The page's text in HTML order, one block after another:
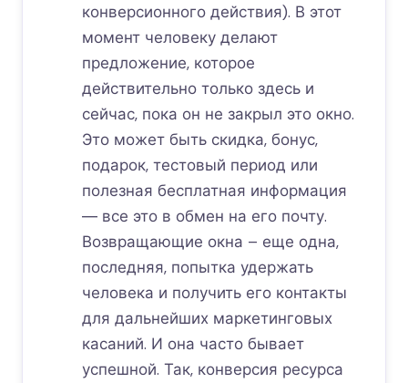
конверсионного действия). В этот
момент человеку делают
предложение, которое
действительно только здесь и
сейчас, пока он не закрыл это окно.
Это может быть скидка, бонус,
подарок, тестовый период или
полезная бесплатная информация
― все это в обмен на его почту.
Возвращающие окна – еще одна,
последняя, попытка удержать
человека и получить его контакты
для дальнейших маркетинговых
касаний. И она часто бывает
успешной. Так, конверсия ресурса